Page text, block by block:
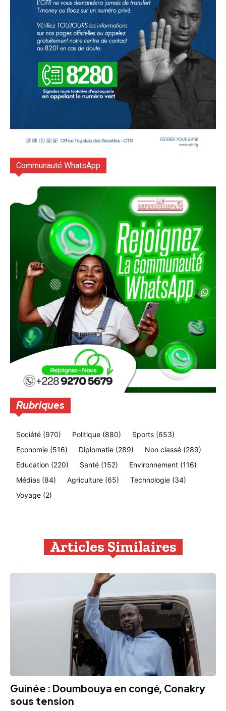
Communauté WhatsApp
Rubriques
Société (970) Politique (880) Sports (653)
Economie (516) Diplomatie (289) Non classé (289)
Education (220) Santé (152) Environnement (116)
Médias (84) Agriculture (65) Technologie (34)
Voyage (2)
Articles Similaires
Guinée : Doumbouya en congé, Conakry
sous tension